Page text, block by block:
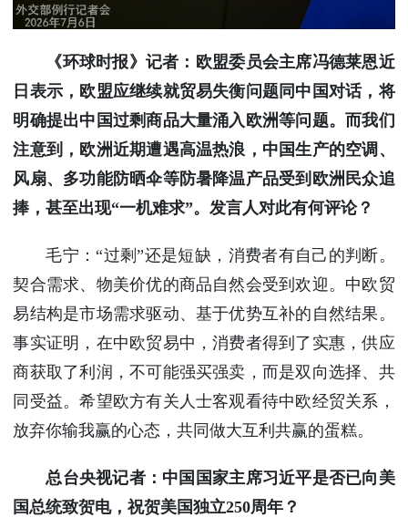
联系方
式
使馆掠
《环球时报》记者：欧盟委员会主席冯德莱恩近
日表示，欧盟应继续就贸易失衡问题同中国对话，将
明确提出中国过剩商品大量涌入欧洲等问题。而我们
注意到，欧洲近期遭遇高温热浪，中国生产的空调、
风扇、多功能防晒伞等防暑降温产品受到欧洲民众追
捧，甚至出现“一机难求”。发言人对此有何评论？
毛宁：“过剩”还是短缺，消费者有自己的判断。
契合需求、物美价优的商品自然会受到欢迎。中欧贸
易结构是市场需求驱动、基于优势互补的自然结果。
事实证明，在中欧贸易中，消费者得到了实惠，供应
商获取了利润，不可能强买强卖，而是双向选择、共
同受益。希望欧方有关人士客观看待中欧经贸关系，
放弃你输我赢的心态，共同做大互利共赢的蛋糕。
总台央视记者：中国国家主席习近平是否已向美
国总统致贺电，祝贺美国独立250周年？